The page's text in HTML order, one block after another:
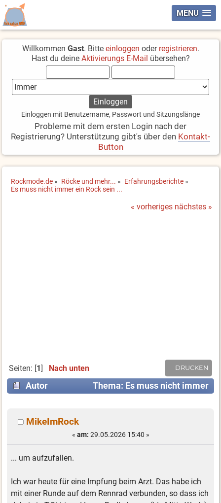
MENU
Willkommen Gast. Bitte einloggen oder registrieren.
Hast du deine Aktivierungs E-Mail übersehen?
Einloggen mit Benutzername, Passwort und Sitzungslänge
Probleme mit dem ersten Login nach der
Registrierung? Unterstützung gibt's über den Kontakt-
Button
Rockmode.de » Röcke und mehr... » Erfahrungsberichte »
Es muss nicht immer ein Rock sein ...
« vorheriges nächstes »
DRUCKEN
Seiten: [1] Nach unten
Autor
Thema: Es muss nicht immer
MikeImRock
« am: 29.05.2026 15:40 »
... um aufzufallen.
Ich war heute für eine Impfung beim Arzt. Das habe ich
mit einer Runde auf dem Rennrad verbunden, so dass ich